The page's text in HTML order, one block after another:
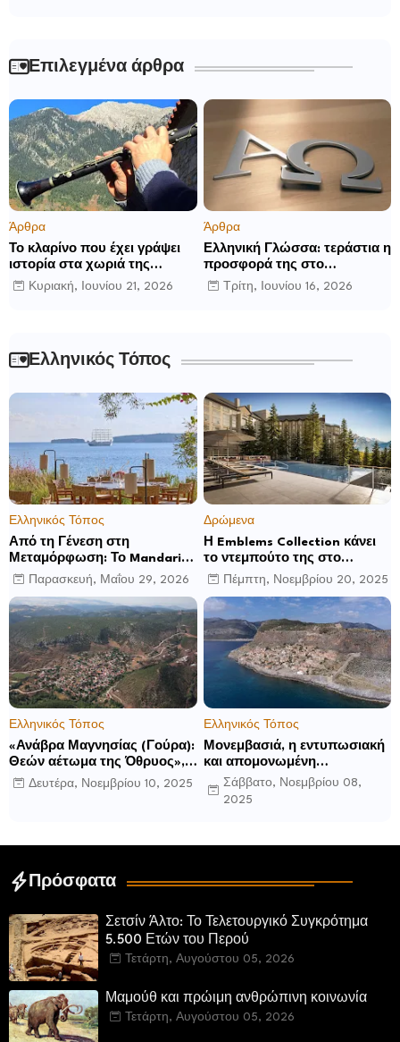
Επιλεγμένα άρθρα
Άρθρα
Το κλαρίνο που έχει γράψει
ιστορία στα χωριά της
Ρούμελης
Κυριακή, Ιουνίου 21, 2026
Άρθρα
Ελληνική Γλώσσα: τεράστια η
προσφορά της στο
παγκόσμιο γίγνεσθαι.
Τρίτη, Ιουνίου 16, 2026
Ελληνικός Τόπος
Ελληνικός Τόπος
Από τη Γένεση στη
Μεταμόρφωση: Το Mandarin
Oriental, Costa Navarino
αποκαλύπτει μια νέα σεζόν
βιωματικών εμπειριών
Παρασκευή, Μαΐου 29, 2026
Δρώμενα
Η Emblems Collection κάνει
το ντεμπούτο της στο
Ηνωμένο Βασίλειο με το
Luckham Park Hotel & Spa
και ανακοινώνει άλλα έξι
ανοίγματα για το 2026 και
μετά
Πέμπτη, Νοεμβρίου 20, 2025
Ελληνικός Τόπος
«Ανάβρα Μαγνησίας (Γούρα):
Θεών αέτωμα της Όθρυος»,
γράφει ο Δημήτρης Β.
Καρέλης
Δευτέρα, Νοεμβρίου 10, 2025
Ελληνικός Τόπος
Μονεμβασιά, η εντυπωσιακή
και απομονωμένη
οχυρωμένη πόλη που
ιδρύθηκε από τους
Σάββατο, Νοεμβρίου 08,
2025
Πρόσφατα
Σετσίν Άλτο: Το Τελετουργικό Συγκρότημα
5.500 Ετών του Περού
Τετάρτη, Αυγούστου 05, 2026
Μαμούθ και πρώιμη ανθρώπινη κοινωνία
Τετάρτη, Αυγούστου 05, 2026